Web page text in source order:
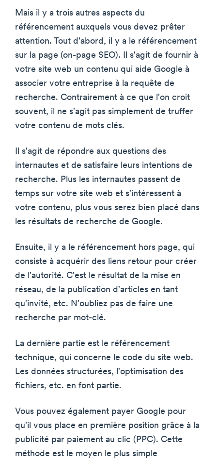
Mais il y a trois autres aspects du
référencement auxquels vous devez prêter
attention. Tout d'abord, il y a le référencement
sur la page (on-page SEO). Il s'agit de fournir à
votre site web un contenu qui aide Google à
associer votre entreprise à la requête de
recherche. Contrairement à ce que l'on croit
souvent, il ne s'agit pas simplement de truffer
votre contenu de mots clés.
Il s'agit de répondre aux questions des
internautes et de satisfaire leurs intentions de
recherche. Plus les internautes passent de
temps sur votre site web et s'intéressent à
votre contenu, plus vous serez bien placé dans
les résultats de recherche de Google.
Ensuite, il y a le référencement hors page, qui
consiste à acquérir des liens retour pour créer
de l'autorité. C'est le résultat de la mise en
réseau, de la publication d'articles en tant
qu'invité, etc. N'oubliez pas de faire une
recherche par mot-clé.
La dernière partie est le référencement
technique, qui concerne le code du site web.
Les données structurées, l'optimisation des
fichiers, etc. en font partie.
Vous pouvez également payer Google pour
qu'il vous place en première position grâce à la
publicité par paiement au clic (PPC). Cette
méthode est le moyen le plus simple